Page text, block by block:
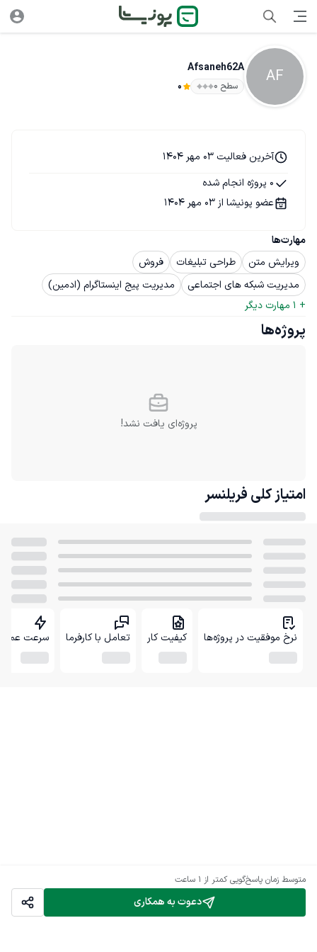
AF
Afsaneh62A
سطح ۰ 0
دعوت به همکاری
متوسط زمان پاسخ‌گویی کمتر از 1 ساعت
مهارت‌ها
ویرایش متن
طراحی تبلیغات
فروش
مدیریت شبکه های اجتماعی
مدیریت پیج اینستاگرام (ادمین)
+
1 مهارت دیگر
آخرین فعالیت 03 مهر 1404
0 پروژه انجام شده
عضو پونیشا از 03 مهر 1404
پروژه‌ها
پروژه‌ای یافت نشد!
امتیاز کلی فریلنسر
نرخ موفقیت در پروژه‌ها کیفیت کار تعامل با کارفرما سرعت عمل